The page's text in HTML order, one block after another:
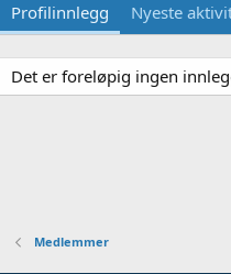
Profilinnlegg Nyeste
Det er foreløpig ingen
Medlemmer